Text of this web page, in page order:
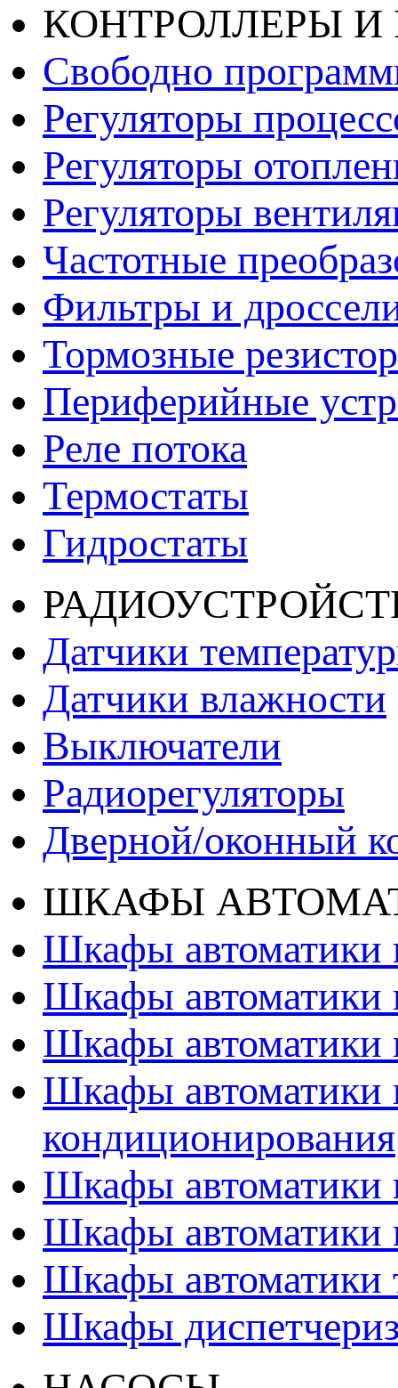
КОНТРОЛЛЕРЫ И
Свободно
Регуляторы
Регуляторы
Регуляторы
Частотные
Фильтры и
Тормозные
Периферийные
Реле потока
Термостаты
Гидростаты
Датчики
Датчики влажности
Выключатели
Радиорегуляторы
Дверной/оконный
ШКАФЫ
Шкафы автоматики
Шкафы автоматики
Шкафы автоматики
Шкафы автоматики
кондиционирования
Шкафы автоматики
Шкафы автоматики
Шкафы автоматики
Шкафы